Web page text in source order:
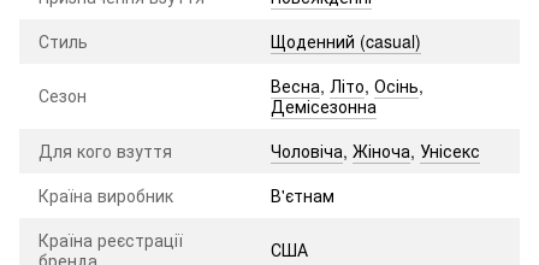
Стиль
Щоденний (casual)
Сезон Весна, Літо, Осінь,
Демісезонна
Для кого взуття
Чоловіча, Жіноча, Унісекс
Країна виробник
В'єтнам
Країна реєстрації
бренда
США